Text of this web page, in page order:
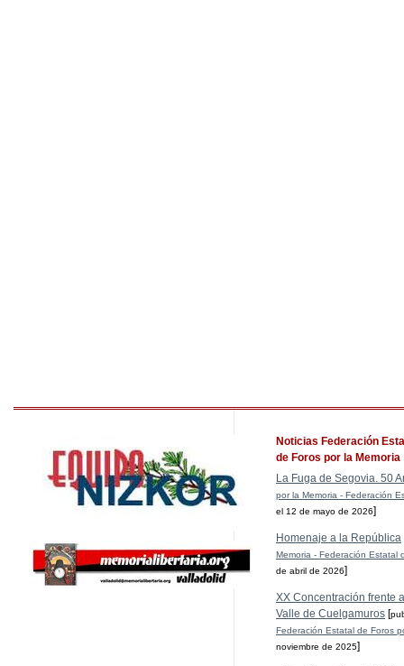
Noticias Federación
de Foros por la Memoria
La Fuga de Segovia. 50
por la Memoria - Federación
el 12 de mayo de 2026]
Homenaje a la República
Memoria - Federación Estatal
de abril de 2026]
XX Concentración frente
Valle de Cuelgamuros [
Federación Estatal de Foros
noviembre de 2025]